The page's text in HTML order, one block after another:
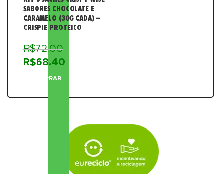
SABORES CHOCOLATE E
CARAMELO (30G CADA) –
CRISPIE PROTEICO
R$72.00
R$68.40
COMPRAR